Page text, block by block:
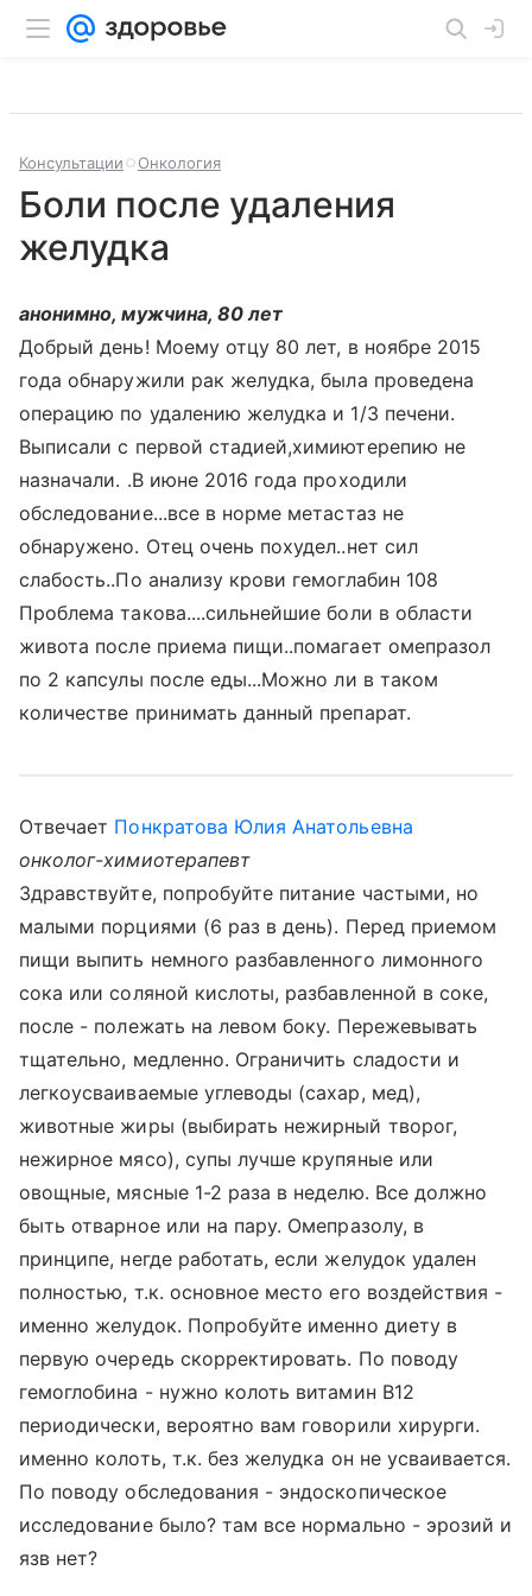
Консультации Онкология
Боли после удаления
желудка
анонимно, мужчина, 80 лет
Добрый день! Моему отцу 80 лет, в ноябре 2015
года обнаружили рак желудка, была проведена
операцию по удалению желудка и 1/3 печени.
Выписали с первой стадией,химиютерепию не
назначали. .В июне 2016 года проходили
обследование...все в норме метастаз не
обнаружено. Отец очень похудел..нет сил
слабость..По анализу крови гемоглабин 108
Проблема такова....сильнейшие боли в области
живота после приема пищи..помагает омепразол
по 2 капсулы после еды...Можно ли в таком
количестве принимать данный препарат.
Отвечает Понкратова Юлия Анатольевна
онколог-химиотерапевт
Здравствуйте, попробуйте питание частыми, но
малыми порциями (6 раз в день). Перед приемом
пищи выпить немного разбавленного лимонного
сока или соляной кислоты, разбавленной в соке,
после - полежать на левом боку. Пережевывать
тщательно, медленно. Ограничить сладости и
легкоусваиваемые углеводы (сахар, мед),
животные жиры (выбирать нежирный творог,
нежирное мясо), супы лучше крупяные или
овощные, мясные 1-2 раза в неделю. Все должно
быть отварное или на пару. Омепразолу, в
принципе, негде работать, если желудок удален
полностью, т.к. основное место его воздействия -
именно желудок. Попробуйте именно диету в
первую очередь скорректировать. По поводу
гемоглобина - нужно колоть витамин В12
периодически, вероятно вам говорили хирурги.
именно колоть, т.к. без желудка он не усваивается.
По поводу обследования - эндоскопическое
исследование было? там все нормально - эрозий и
язв нет?